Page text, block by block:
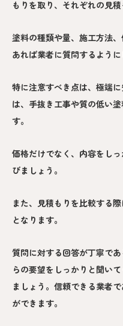
もりを取り、それぞれの見
塗料の種類や量、施工方法
あれば業者に質問するように
特に注意すべき点は、極端
は、手抜き工事や質の低い
す。
価格だけでなく、内容をし
びましょう。
また、見積もりを比較する
となります。
質問に対する回答が丁寧で
らの要望をしっかりと聞い
ましょう。信頼できる業者
ができます。